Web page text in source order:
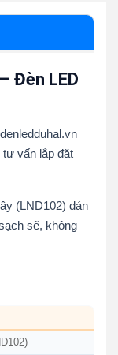
Đèn LED
vấn lắp đặt
(LND102) dán
sẽ, không